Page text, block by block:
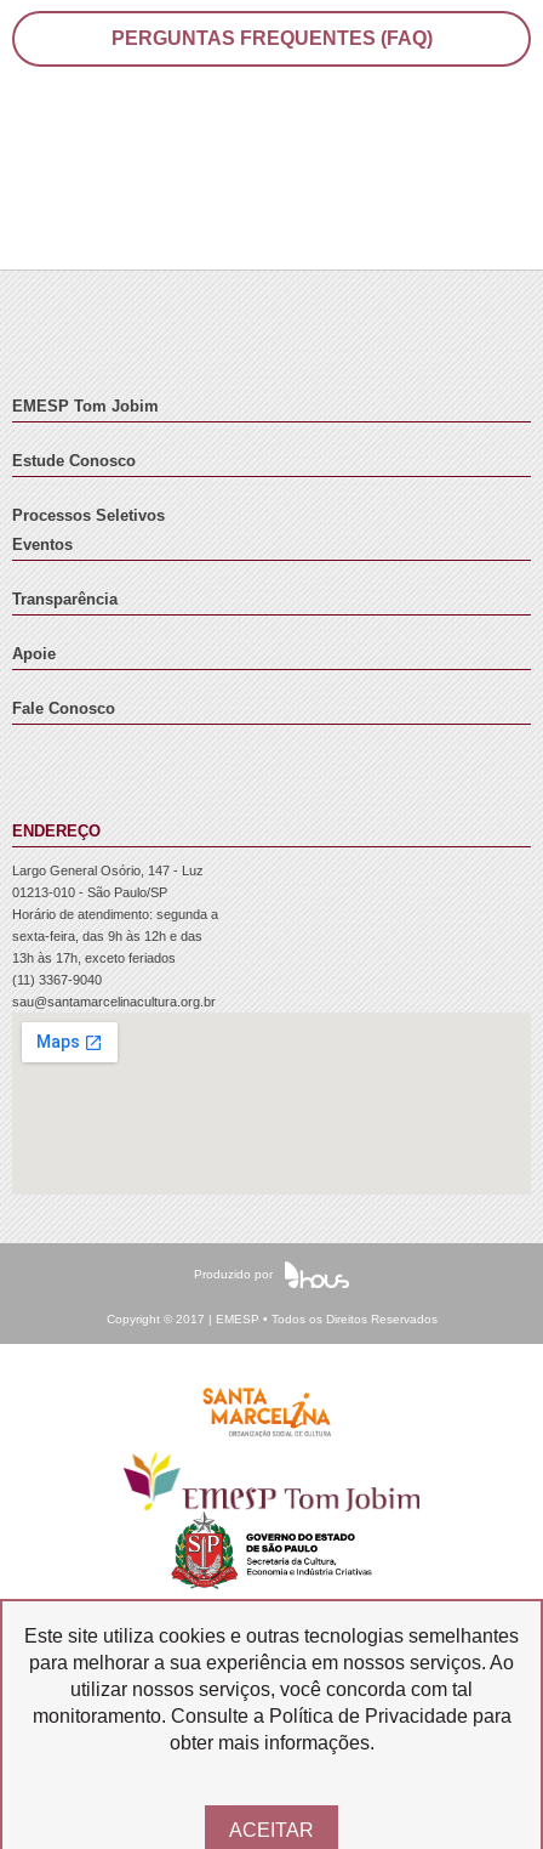
PERGUNTAS FREQUENTES (FAQ)
EMESP Tom Jobim
Estude Conosco
Processos Seletivos
Eventos
Transparência
Apoie
Fale Conosco
ENDEREÇO
Largo General Osório, 147 - Luz
01213-010 - São Paulo/SP
Horário de atendimento: segunda a
sexta-feira, das 9h às 12h e das
13h às 17h, exceto feriados
(11) 3367-9040
sau@santamarcelinacultura.org.br
Produzido por
Copyright © 2017 | EMESP • Todos os Direitos Reservados
Ouvidoria
Transparência
SIC
Este site utiliza cookies e outras tecnologias semelhantes
para melhorar a sua experiência em nossos serviços. Ao
utilizar nossos serviços, você concorda com tal
monitoramento. Consulte a Política de Privacidade para
obter mais informações.
ACEITAR